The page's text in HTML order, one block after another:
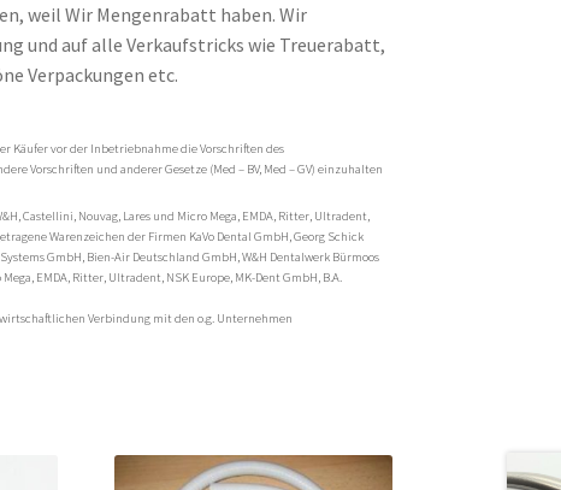
weil Wir Mengenrabatt haben. Wir
und auf alle Verkaufstricks wie Treuerabatt,
Verpackungen etc.
Käufer vor der Inbetriebnahme die Vorschriften des
Vorschriften und anderer Gesetze (Med – BV, Med – GV) einzuhalten
Castellini, Nouvag, Lares und Micro Mega, EMDA, Ritter, Ultradent,
Warenzeichen der Firmen KaVo Dental GmbH, Georg Schick
GmbH, Bien-Air Deutschland GmbH, W&H Dentalwerk Bürmoos
EMDA, Ritter, Ultradent, NSK Europe, MK-Dent GmbH, B.A.
Verbindung mit den o.g. Unternehmen